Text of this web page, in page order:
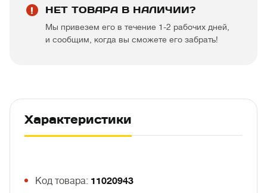
НЕТ ТОВАРА В НАЛИЧИИ?
Мы привезем его в течение 1-2 рабочих дней,
и сообщим, когда вы сможете его забрать!
Характеристики
Код товара: 11020943